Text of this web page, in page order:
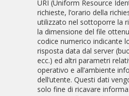
URI (Uniform Resource
richieste, l’orario della
utilizzato nel sottoporre la
la dimensione del file
codice numerico indicante
risposta data dal server
ecc.) ed altri parametri
operativo e all’ambiente
dell’utente. Questi dati
solo fine di ricavare